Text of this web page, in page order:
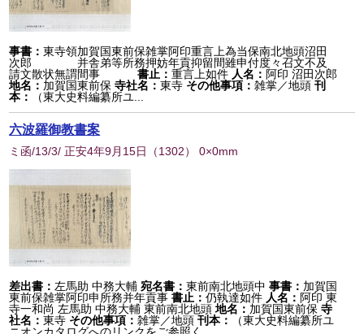
事書：東寺領加賀国東前保雑掌阿印重言上為当保南北地頭沼田
次郎 并舎弟等所務押妨年貢抑留間雖申付度々召文不及
請文散状無謂間事書止：重言上如件 人名： 阿印 沼田次郎
地名： 加賀国東前保 寺社名：東寺 その他事項：雑掌／地頭刊
本：
（東大史料編纂所ユ...
六波羅御教書案
ミ函/13/3/ 正安4年9月15日 （1302） 0×0mm
差出書： 左馬助 中務大輔 宛名書：東前南北地頭中 事書： 加賀国
東前保雑掌阿印申所務并年貢事 書止：仍執達如件 人名： 阿印 東
寺一和尚 左馬助 中務大輔 東前南北地頭 地名： 加賀国東前保 寺
社名：東寺 その他事項：雑掌／地頭 刊本：
（東大史料編纂所ユ